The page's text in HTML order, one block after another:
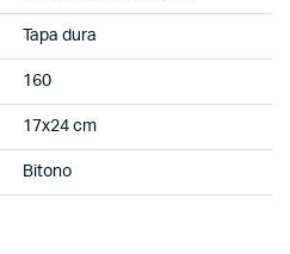
Tapa dura
160
17x24 cm
Bitono